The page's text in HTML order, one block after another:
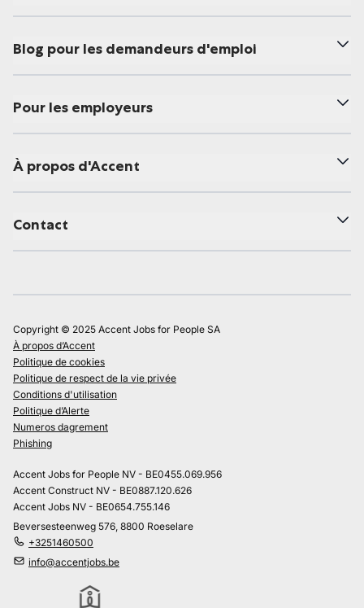
Blog pour les demandeurs d'emploi
Pour les employeurs
À propos d'Accent
Contact
Copyright © 2025 Accent Jobs for People SA
À propos d’Accent
Politique de cookies
Politique de respect de la vie privée
Conditions d'utilisation
Politique d’Alerte
Numeros dagrement
Phishing
Accent Jobs for People NV - BE0455.069.956
Accent Construct NV - BE0887.120.626
Accent Jobs NV - BE0654.755.146
Beversesteenweg 576, 8800 Roeselare
+3251460500
info@accentjobs.be